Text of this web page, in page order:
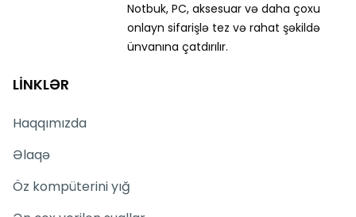
Notbuk, PC, aksesuar və daha çoxu
onlayn sifarişlə tez və rahat şəkildə
ünvanına çatdırılır.
LİNKLƏR
Haqqımızda
Əlaqə
Öz kompüterini yığ